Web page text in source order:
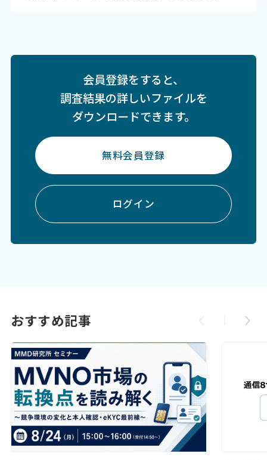
会員登録をすると、
調査結果の詳しいファイルを
ダウンロードできます。
無料会員登録
ログイン
おすすめ記事